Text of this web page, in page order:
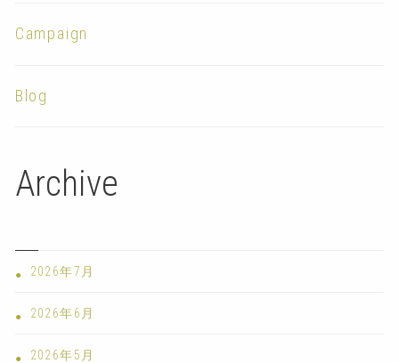
Campaign
Blog
Archive
2026年7月
2026年6月
2026年5月